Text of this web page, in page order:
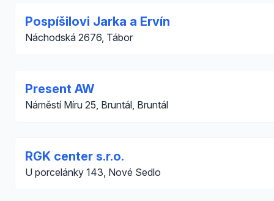
Pospíšilovi Jarka a Ervín
Náchodská 2676, Tábor
Present AW
Náměstí Míru 25, Bruntál, Bruntál
RGK center s.r.o.
U porcelánky 143, Nové Sedlo